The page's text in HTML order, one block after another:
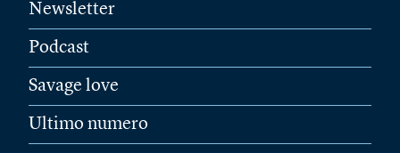
Newsletter
Podcast
Savage love
Ultimo numero